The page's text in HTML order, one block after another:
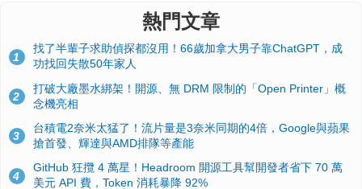
熱門文章
1
找了半輩子求助偵探都沒用！66歲加拿大男子靠ChatGPT，成
功找回失散50年家人
2
打破大廠墨水綁架！開源、無 DRM 限制的「Open Printer」概
念機亮相
3
台積電2奈米太猛了！流片量是3奈米同期的4倍，Google與蘋果
搶首發、輝達與AMD排隊等產能
4
GitHub 狂攬 4 萬星！Headroom 開源工具幫開發者省下 70 萬
美元 API 費，Token 消耗暴降 92%